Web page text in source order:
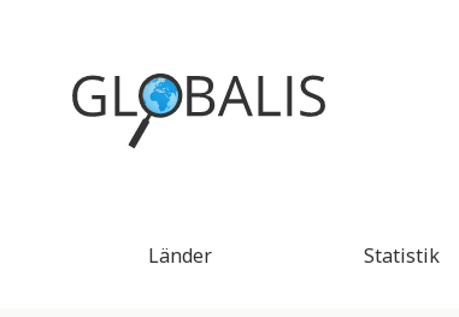
Länder Statistik